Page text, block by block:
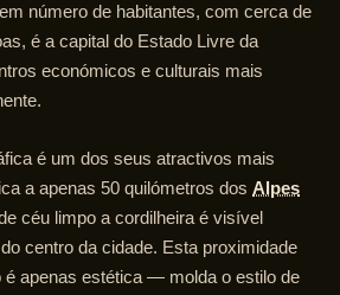
número de habitantes, com cerca de
é a capital do Estado Livre da
económicos e culturais mais
é um dos seus atractivos mais
a apenas 50 quilómetros dos Alpes
céu limpo a cordilheira é visível
centro da cidade. Esta proximidade
é apenas estética — molda o estilo de